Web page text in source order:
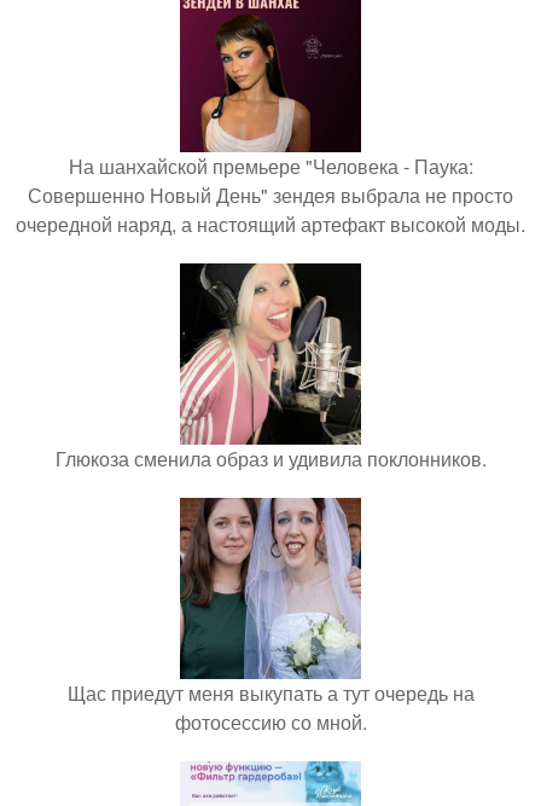
На шанхайской премьере "Человека - Паука:
Совершенно Новый День" зендея выбрала не просто
очередной наряд, а настоящий артефакт высокой моды.
Глюкоза сменила образ и удивила поклонников.
Щас приедут меня выкупать а тут очередь на
фотосессию со мной.